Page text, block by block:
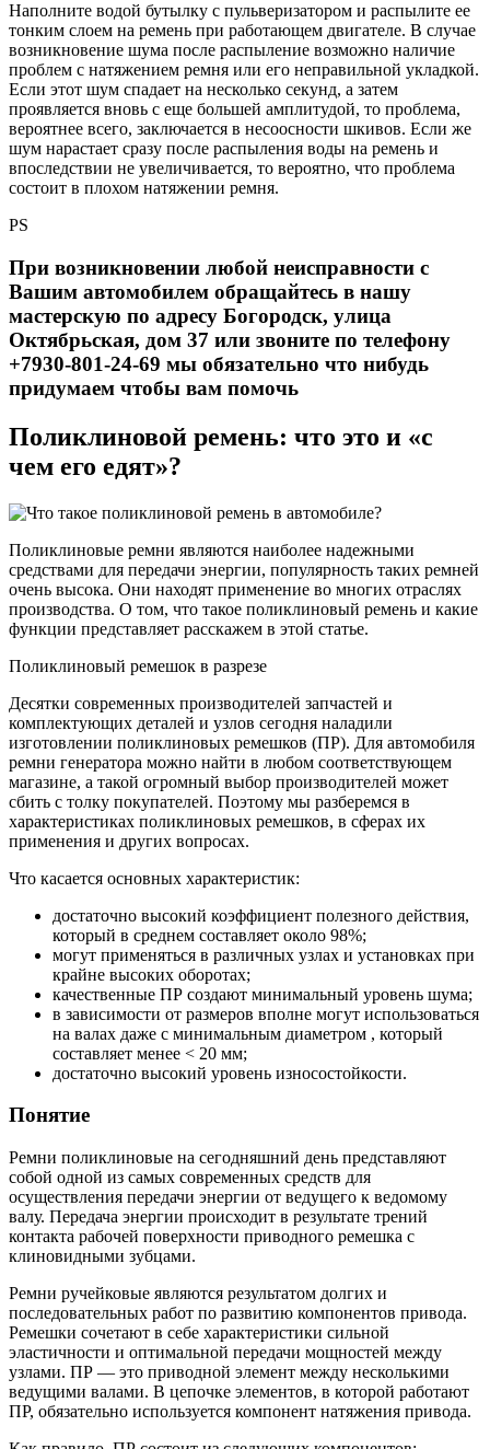
Наполните водой бутылку с пульверизатором и распылите ее
тонким слоем на ремень при работающем двигателе. В случае
возникновение шума после распыление возможно наличие
проблем с натяжением ремня или его неправильной укладкой.
Если этот шум спадает на несколько секунд, а затем
проявляется вновь с еще большей амплитудой, то проблема,
вероятнее всего, заключается в несоосности шкивов. Если же
шум нарастает сразу после распыления воды на ремень и
впоследствии не увеличивается, то вероятно, что проблема
состоит в плохом натяжении ремня.
PS
При возникновении любой неисправности с
Вашим автомобилем обращайтесь в нашу
мастерскую по адресу Богородск, улица
Октябрьская, дом 37 или звоните по телефону
+7930-801-24-69 мы обязательно что нибудь
придумаем чтобы вам помочь
Поликлиновой ремень: что это и «с
чем его едят»?
Поликлиновые ремни являются наиболее надежными
средствами для передачи энергии, популярность таких ремней
очень высока. Они находят применение во многих отраслях
производства. О том, что такое поликлиновый ремень и какие
функции представляет расскажем в этой статье.
Поликлиновый ремешок в разрезе
Десятки современных производителей запчастей и
комплектующих деталей и узлов сегодня наладили
изготовлении поликлиновых ремешков (ПР). Для автомобиля
ремни генератора можно найти в любом соответствующем
магазине, а такой огромный выбор производителей может
сбить с толку покупателей. Поэтому мы разберемся в
характеристиках поликлиновых ремешков, в сферах их
применения и других вопросах.
Что касается основных характеристик:
достаточно высокий коэффициент полезного действия,
который в среднем составляет около 98%;
могут применяться в различных узлах и установках при
крайне высоких оборотах;
качественные ПР создают минимальный уровень шума;
в зависимости от размеров вполне могут использоваться
на валах даже с минимальным диаметром , который
составляет менее < 20 мм;
достаточно высокий уровень износостойкости.
Понятие
Ремни поликлиновые на сегодняшний день представляют
собой одной из самых современных средств для
осуществления передачи энергии от ведущего к ведомому
валу. Передача энергии происходит в результате трений
контакта рабочей поверхности приводного ремешка с
клиновидными зубцами.
Ремни ручейковые являются результатом долгих и
последовательных работ по развитию компонентов привода.
Ремешки сочетают в себе характеристики сильной
эластичности и оптимальной передачи мощностей между
узлами. ПР — это приводной элемент между несколькими
ведущими валами. В цепочке элементов, в которой работают
ПР, обязательно используется компонент натяжения привода.